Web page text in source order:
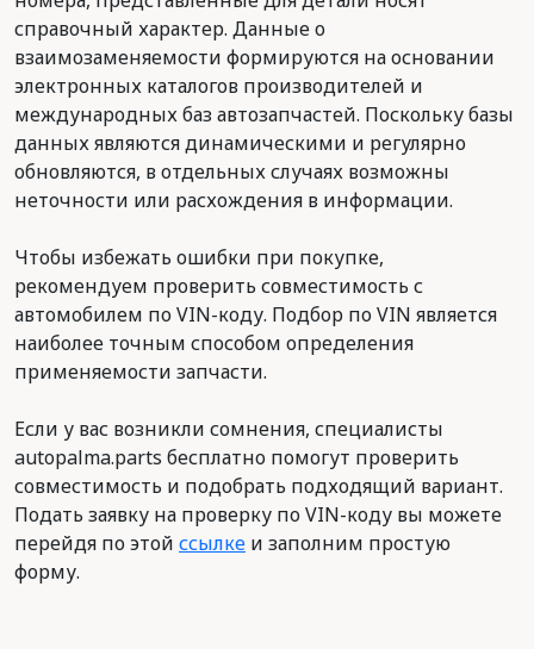
справочный характер. Данные о
взаимозаменяемости формируются на основании
электронных каталогов производителей и
международных баз автозапчастей. Поскольку базы
данных являются динамическими и регулярно
обновляются, в отдельных случаях возможны
неточности или расхождения в информации.
Чтобы избежать ошибки при покупке,
рекомендуем проверить совместимость с
автомобилем по VIN-коду. Подбор по VIN является
наиболее точным способом определения
применяемости запчасти.
Если у вас возникли сомнения, специалисты
autopalma.parts бесплатно помогут проверить
совместимость и подобрать подходящий вариант.
Подать заявку на проверку по VIN-коду вы можете
перейдя по этой ссылке и заполним простую
форму.